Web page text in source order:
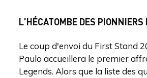
L'HÉCATOMBE DES PIONNIERS
Le coup d'envoi du First Stand
Paulo accueillera le premier
Legends. Alors que la liste des